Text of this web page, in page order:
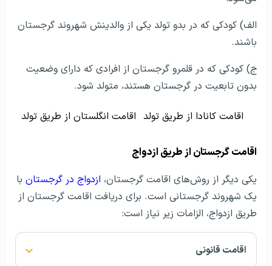
الف) کودکی که در بدو تولد یکی از والدینش شهروند گرجستان
باشند.
ج) کودکی که در قلمرو گرجستان از افرادی که دارای وضعیت
بدون تابعیت در گرجستان هستند، متولد شود.
يکی دیگر از روش‌های اقامت گرجستان،
یک شهروند گرجستانی است. برای دریافت اقامت گرجستان از
طریق ازدواج، الزامات زیر نیاز است:
اقامت قانونی